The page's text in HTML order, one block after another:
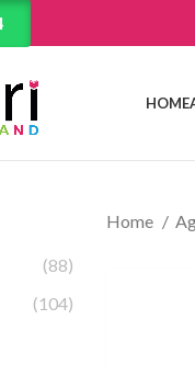
HOME
(88)
(104)
Home